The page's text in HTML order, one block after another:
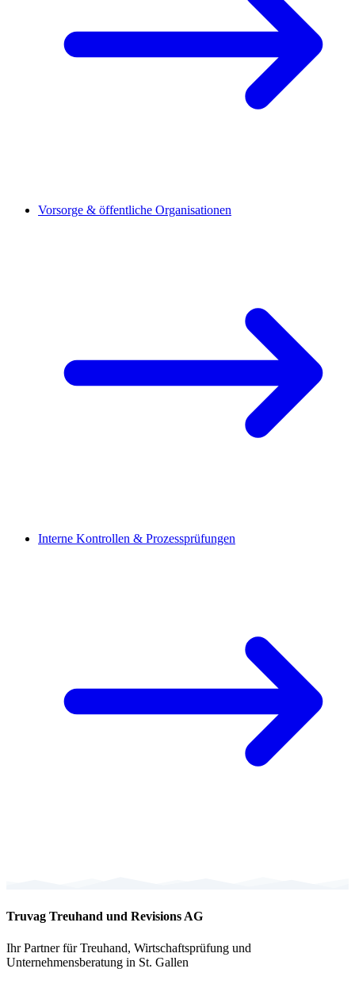
Vorsorge & öffentliche Organisationen
Interne Kontrollen & Prozessprüfungen
Truvag Treuhand und Revisions AG
Ihr Partner für Treuhand, Wirtschaftsprüfung und
Unternehmensberatung in St. Gallen